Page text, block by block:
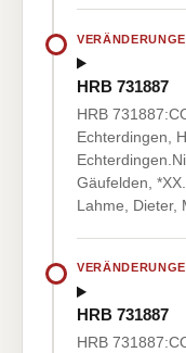
HRB 731887
HRB
Echterdingen,
Gäufelden,
Lahme, Dieter,
HRB 731887
HRB